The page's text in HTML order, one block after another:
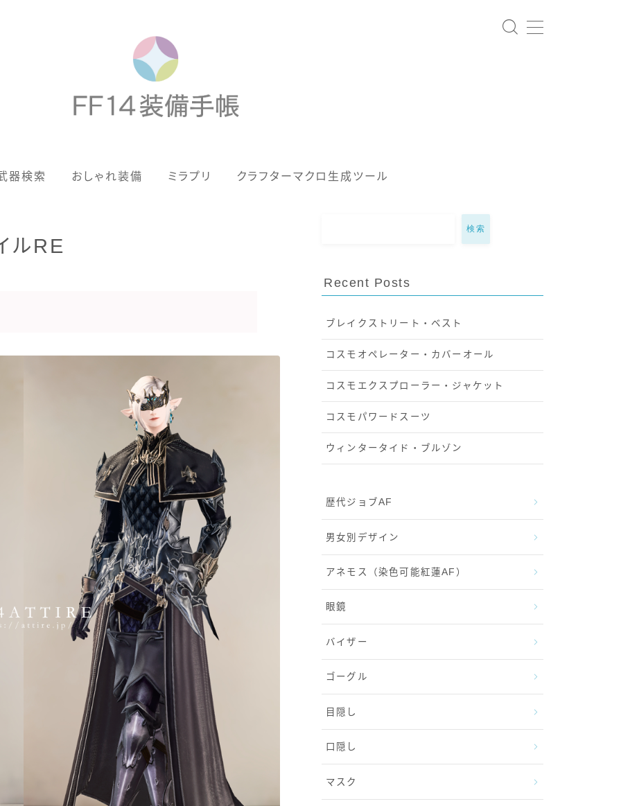
器検索 おしゃれ装備 ミラプリ クラフターマクロ生成ツール
男女別デザイン
フルフェイス
頭装備ギミックあり
ノースリーブ
七分袖
八分袖
ルRE
検索
Recent Posts
ブレイクストリート・ベスト
コスモオペレーター・カバーオール
コスモエクスプローラー・ジャケット
コスモパワードスーツ
ウィンタータイド・ブルゾン
歴代ジョブAF
男女別デザイン
アネモス（染色可能紅蓮AF）
眼鏡
バイザー
ゴーグル
目隠し
口隠し
マスク